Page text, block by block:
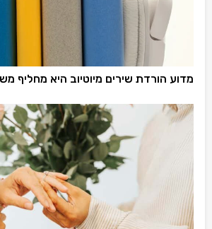
מדוע הורדת שירים מיוטיוב היא מחליף